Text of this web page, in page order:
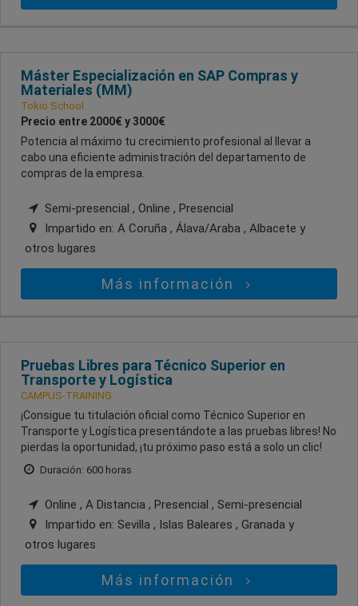
Máster Especialización en SAP Compras y
Materiales (MM)
Tokio School
Precio entre 2000€ y 3000€
Potencia al máximo tu crecimiento profesional al llevar a
cabo una eficiente administración del departamento de
compras de la empresa.
Semi-presencial , Online , Presencial
Impartido en: A Coruña , Álava/Araba , Albacete y
otros lugares
Más información
Pruebas Libres para Técnico Superior en
Transporte y Logística
CAMPUS-TRAINING
¡Consigue tu titulación oficial como Técnico Superior en
Transporte y Logística presentándote a las pruebas libres! No
pierdas la oportunidad, ¡tu próximo paso está a solo un clic!
Duración: 600 horas
Online , A Distancia , Presencial , Semi-presencial
Impartido en: Sevilla , Islas Baleares , Granada y
otros lugares
Más información